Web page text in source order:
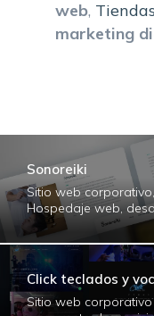
web,
marketing
Sonoreiki
Sitio web
Hospedaje web,
Click teclados y
Sitio web corporativo